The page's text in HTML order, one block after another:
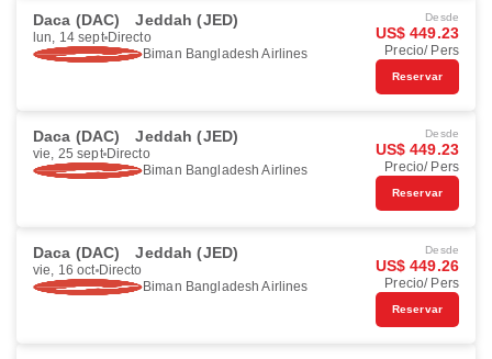
Daca (DAC) Jeddah (JED)
lun, 14 sept Directo
Biman Bangladesh Airlines
Desde
US$ 449.23
Precio/ Pers
Reservar
Daca (DAC) Jeddah (JED)
vie, 25 sept Directo
Biman Bangladesh Airlines
Desde
US$ 449.23
Precio/ Pers
Reservar
Daca (DAC) Jeddah (JED)
vie, 16 oct Directo
Biman Bangladesh Airlines
Desde
US$ 449.26
Precio/ Pers
Reservar